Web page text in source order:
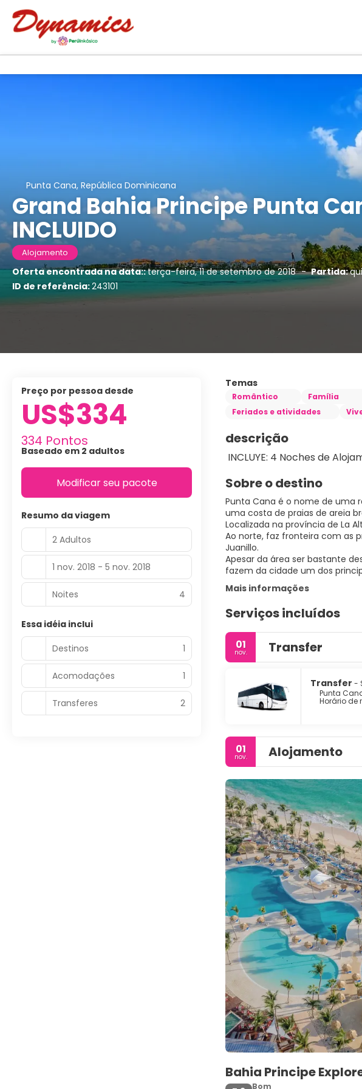
Punta Cana, República Dominicana
Grand Bahia Principe Punta
INCLUIDO
Alojamento
Oferta encontrada na data::terça-feira, 11 de setembro de 2018 - Partida:
ID de referência:243101
Temas
Romântico Família
Feriados e atividades
descrição
Sobre o destino
Punta Cana é o nome de uma
uma costa de praias de areia
Localizada na província de La
Ao norte, faz fronteira com as
Juanillo.
Apesar da área ser bastante
fazem da cidade um dos
Mais informações
Serviços incluídos
01
nov. Transfer
Transfer -
Punta
Horário de
01
nov. Alojamento
Bahia Principe
Bom
preço por pessoa desde
US$334
334 Pontos
Baseado em 2 adultos
Modificar seu pacote
Resumo da viagem
2 Adultos
1 nov. 2018 - 5 nov. 2018
Noites 4
Essa idéia inclui
Destinos
1
Acomodações 1
Transferes 2